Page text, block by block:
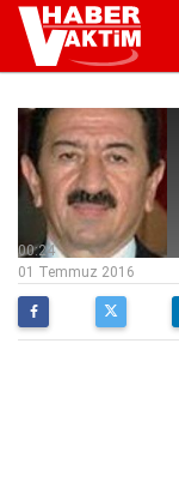
00:24
01 Temmuz 2016